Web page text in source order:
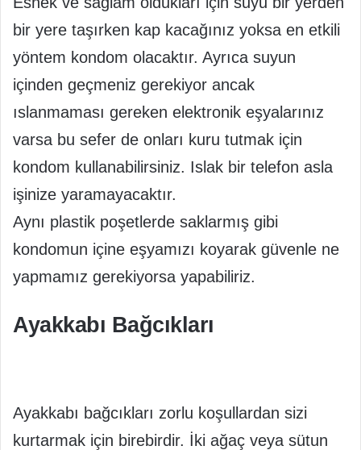
bir yere taşırken kap kacağınız yoksa en etkili
yöntem kondom olacaktır. Ayrıca suyun
içinden geçmeniz gerekiyor ancak
ıslanmaması gereken elektronik eşyalarınız
varsa bu sefer de onları kuru tutmak için
kondom kullanabilirsiniz. Islak bir telefon asla
işinize yaramayacaktır.
Aynı plastik poşetlerde saklarmış gibi
kondomun içine eşyamızı koyarak güvenle ne
yapmamız gerekiyorsa yapabiliriz.
Ayakkabı Bağcıkları
Ayakkabı bağcıkları zorlu koşullardan sizi
kurtarmak için birebirdir. İki ağaç veya sütun